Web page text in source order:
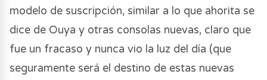
modelo de suscripción, similar a lo que ahorita se
dice de Ouya y otras consolas nuevas, claro que
fue un fracaso y nunca vio la luz del día (que
seguramente será el destino de estas nuevas